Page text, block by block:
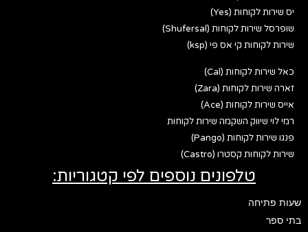
יס שירות לקוחות (Yes)
שופרסל שירות לקוחות (Shufersal)
שירות לקוחות קי אס פי (ksp)
כאל שירות לקוחות (Cal)
זארה שירות לקוחות (Zara)
אייס שירות לקוחות (Ace)
רמי לוי שיווק השקמה שירות לקוחות
פנגו שירות לקוחות (Pango)
שירות לקוחות קסטרו (Castro)
טלפונים נוספים לפי קטגוריות:
שעות פתיחה
בתי ספר